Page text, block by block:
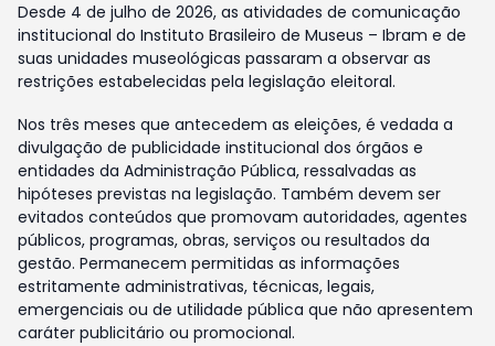
Desde 4 de julho de 2026, as atividades de comunicação
institucional do Instituto Brasileiro de Museus – Ibram e de
suas unidades museológicas passaram a observar as
restrições estabelecidas pela legislação eleitoral.
Nos três meses que antecedem as eleições, é vedada a
divulgação de publicidade institucional dos órgãos e
entidades da Administração Pública, ressalvadas as
hipóteses previstas na legislação. Também devem ser
evitados conteúdos que promovam autoridades, agentes
públicos, programas, obras, serviços ou resultados da
gestão. Permanecem permitidas as informações
estritamente administrativas, técnicas, legais,
emergenciais ou de utilidade pública que não apresentem
caráter publicitário ou promocional.